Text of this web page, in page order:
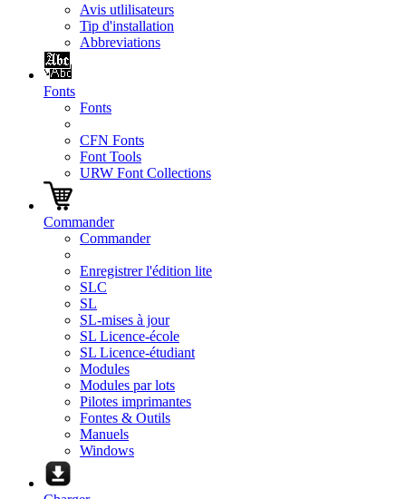
Avis utlilisateurs
Tip d'installation
Abbreviations
Fonts
Fonts
CFN Fonts
Font Tools
URW Font Collections
Commander
Commander
Enregistrer l'édition lite
SLC
SL
SL-mises à jour
SL Licence-école
SL Licence-étudiant
Modules
Modules par lots
Pilotes imprimantes
Fontes & Outils
Manuels
Windows